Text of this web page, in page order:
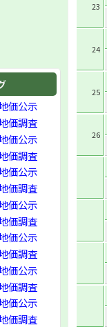
価公示
価調査
価公示
価調査
価公示
価調査
価公示
価調査
価公示
価調査
価公示
価調査
価公示
価調査
23
24
25
26